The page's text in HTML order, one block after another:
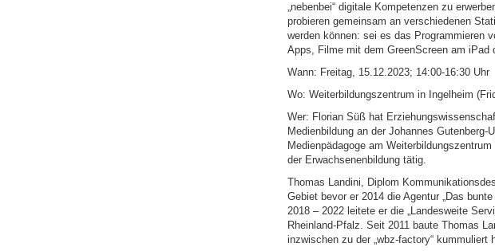
„nebenbei“ digitale Kompetenzen zu
probieren gemeinsam an verschiedenen
werden können: sei es das Programmieren
Apps, Filme mit dem GreenScreen am
Wann: Freitag, 15.12.2023; 14:00-16:30 Uhr
Wo: Weiterbildungszentrum in Ingelheim
Wer: Florian Süß hat
Medienbildung an der Johannes
Medienpädagoge am
der Erwachsenenbildung tätig.
Thomas Landini, Diplom
Gebiet bevor er 2014 die Agentur „Das
2018 – 2022 leitete er die „Landesweite
Rheinland-Pfalz. Seit 2011 baute Thomas
inzwischen zu der „wbz-factory“ kummuliert